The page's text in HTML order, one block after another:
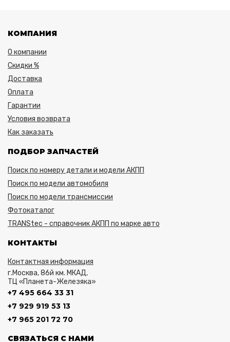
КОМПАНИЯ
О компании
Скидки %
Доставка
Оплата
Гарантии
Условия возврата
Как заказать
ПОДБОР ЗАПЧАСТЕЙ
Поиск по номеру детали и модели АКПП
Поиск по модели автомобиля
Поиск по модели трансмиссии
Фотокаталог
TRANStec - справочник АКПП по марке авто
КОНТАКТЫ
Контактная информация
г.Москва, 86й км. МКАД,
ТЦ «Планета-Железяка»
+7 495 664 33 31
+7 929 919 53 13
+7 965 201 72 70
СВЯЗАТЬСЯ С НАМИ